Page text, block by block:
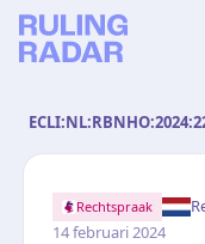
Rechtspraak
14 februari 2024